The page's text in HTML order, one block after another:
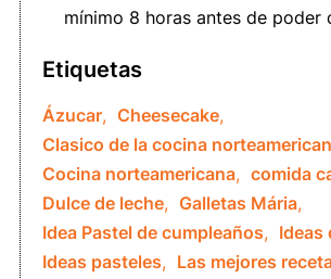
mínimo 8 horas antes de poder
Etiquetas
Ázucar, Cheesecake,
Clasico de la cocina
Cocina norteamericana, comida
Dulce de leche, Galletas Mária,
Idea Pastel de cumpleaños, Ideas
Ideas pasteles, Las mejores